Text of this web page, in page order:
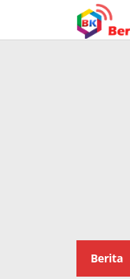
konten
Berita